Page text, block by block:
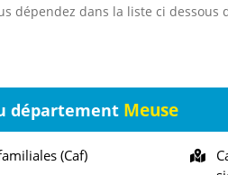
dépendez dans la liste ci dessous
département Meuse
(Caf)